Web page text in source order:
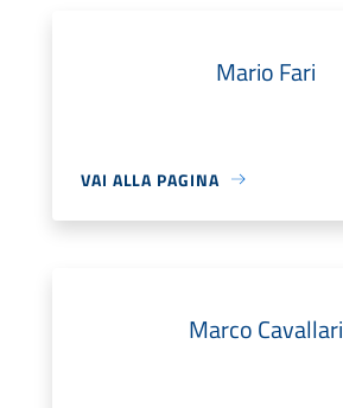
Mario Fari
VAI ALLA PAGINA
Marco Cavallari